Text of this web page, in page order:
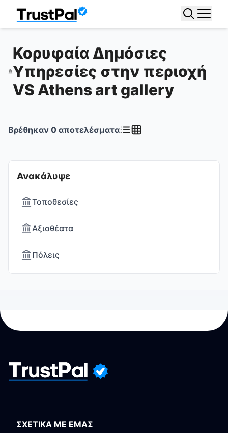
Κορυφαία Δημόσιες
Υπηρεσίες στην περιοχή
VS Athens art gallery
Ανακάλυψε
Τοποθεσίες
Αξιοθέατα
Πόλεις
Βρέθηκαν 0 αποτελέσματα
ΣΧΕΤΙΚΑ ΜΕ ΕΜΑΣ